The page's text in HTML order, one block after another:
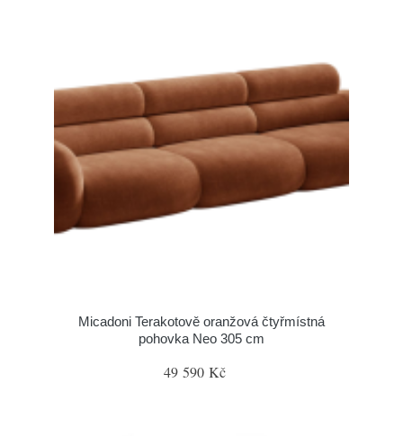
Micadoni Terakotově oranžová čtyřmístná
pohovka Neo 305 cm
49 590 Kč